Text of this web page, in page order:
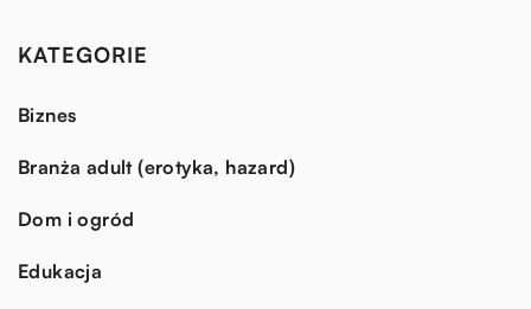
KATEGORIE
Biznes
Branża adult (erotyka, hazard)
Dom i ogród
Edukacja